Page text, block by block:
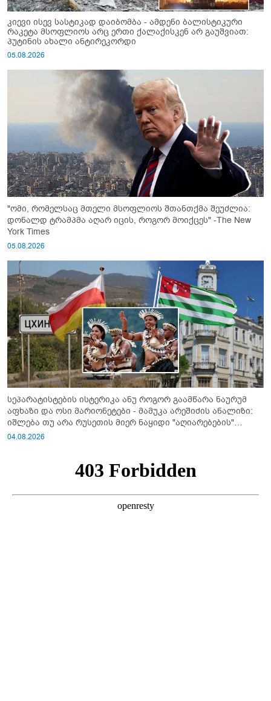
კიევი ისევ სასტიკად დაიბომბა - ამდენი ბალისტიკური
რაკეტა მსოფლიოს არც ერთი ქალაქისკენ არ გაუშვიათ:
პუტინის ახალი ანტირეკორდი
05.08.2026
"ომი, რომელსაც მთელი მსოფლიოს შთანთქმა შეუძლია:
დონალდ ტრამპმა აღარ იცის, როგორ მოიქცეს" -The New
York Times
05.08.2026
სეპარატისტების ისტერიკა ანუ როგორ გაამწარა ნაურუმ
აფხაზი და ოსი მარიონეტები - მამუკა არეშიძის ანალიზი:
იშლება თუ არა რუსეთის მიერ ნაყიდი "აღიარებების"
სისტემა?!
04.08.2026